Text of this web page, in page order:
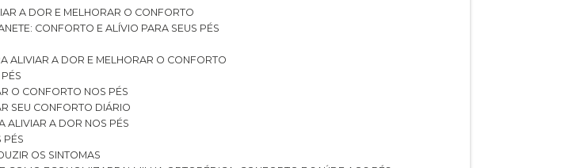
A DOR E MELHORAR O CONFORTO
CONFORTO E ALÍVIO PARA SEUS PÉS
ALIVIAR A DOR E MELHORAR O CONFORTO
O CONFORTO NOS PÉS
SEU CONFORTO DIÁRIO
ALIVIAR A DOR NOS PÉS
PÉS
OS SINTOMAS